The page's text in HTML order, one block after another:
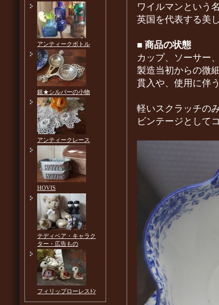
ワイルマンという
英国を代表する美
■ 商品の状態
カップ、ソーサー
製造当初からの微
貫入や、使用に伴
軽いスクラッチの
ビンテージとして
アンティークボトル
銀★シルバーの小物
アンティークレース
HOVIS
テディベア・キャラク
ター・広告もの
フィリップローレスﾄﾝ